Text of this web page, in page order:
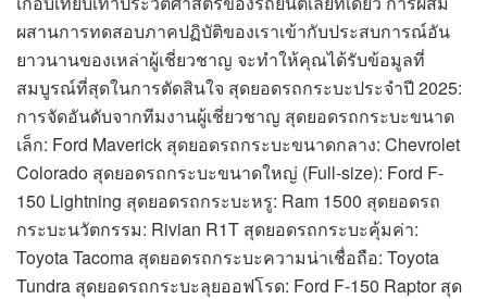
ผสานการทดสอบภาคปฏิบัติของเราเข้ากับประสบการณ์อัน
ยาวนานของเหล่าผู้เชี่ยวชาญ จะทำให้คุณได้รับข้อมูลที่
สมบูรณ์ที่สุดในการตัดสินใจ สุดยอดรถกระบะประจำปี 2025:
การจัดอันดับจากทีมงานผู้เชี่ยวชาญ สุดยอดรถกระบะขนาด
เล็ก: Ford Maverick สุดยอดรถกระบะขนาดกลาง: Chevrolet
Colorado สุดยอดรถกระบะขนาดใหญ่ (Full-size): Ford F-
150 Lightning สุดยอดรถกระบะหรู: Ram 1500 สุดยอดรถ
กระบะนวัตกรรม: Rivian R1T สุดยอดรถกระบะคุ้มค่า:
Toyota Tacoma สุดยอดรถกระบะความน่าเชื่อถือ: Toyota
Tundra สุดยอดรถกระบะลุยออฟโรด: Ford F-150 Raptor สุด